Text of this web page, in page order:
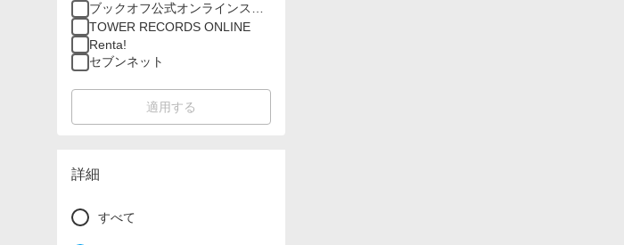
ブックオフ公式オンラインスト
ア
TOWER RECORDS ONLINE
Renta!
セブンネット
適用する
詳細
すべて